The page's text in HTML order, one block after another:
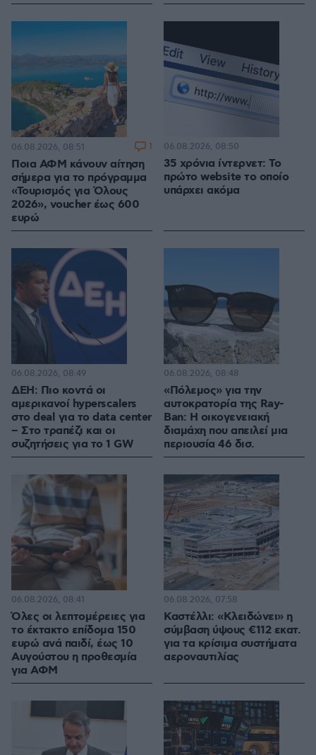
Ποια ΑΦΜ κάνουν αίτηση
σήμερα για το πρόγραμμα
«Τουρισμός για Όλους
2026», voucher έως 600
ευρώ
06.08.2026, 08:51 1
35 χρόνια ίντερνετ: Το
πρώτο website το οποίο
υπάρχει ακόμα
06.08.2026, 08:50
ΔΕΗ: Πιο κοντά οι
αμερικανοί hyperscalers
στο deal για το data center
– Στο τραπέζι και οι
συζητήσεις για το 1 GW
06.08.2026, 08:49
«Πόλεμος» για την
αυτοκρατορία της Ray-
Ban: Η οικογενειακή
διαμάχη που απειλεί μια
περιουσία 46 δισ.
06.08.2026, 08:48
Όλες οι λεπτομέρειες για
το έκτακτο επίδομα 150
ευρώ ανά παιδί, έως 10
Αυγούστου η προθεσμία
για ΑΦΜ
06.08.2026, 08:41
Καστέλλι: «Κλειδώνει» η
σύμβαση ύψους €112 εκατ.
για τα κρίσιμα συστήματα
αεροναυτιλίας
06.08.2026, 07:58